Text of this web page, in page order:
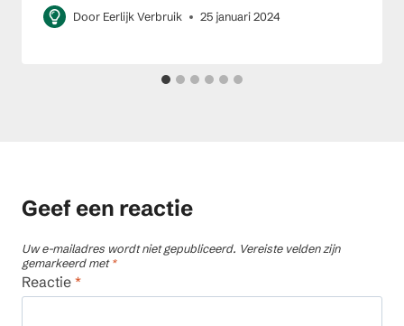
Door Eerlijk Verbruik 25 januari 2024
Geef een reactie
Uw e-mailadres wordt niet gepubliceerd. Vereiste velden zijn
gemarkeerd met*
Reactie *